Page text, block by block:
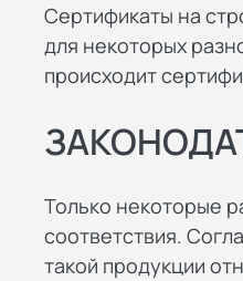
Сертификаты на
для некоторых
происходит
Только некоторые
соответствия.
такой продукции